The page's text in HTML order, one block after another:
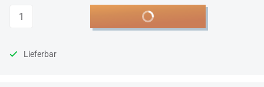
Anzahl In den Warenkorb
Lieferbar